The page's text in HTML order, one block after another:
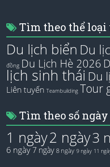
Tìm theo thể loại
Du lịch biển Du
đồng Du Lịch Hè 2026
lịch sinh thái Du
Liên tuyến Teambuilding Tour
Tìm theo số
1 ngày2 ngày3
6 ngày 7 ngày 8 ngày 9 ngày 11